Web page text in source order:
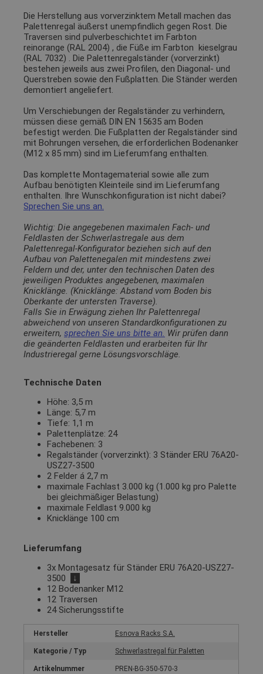
Die Herstellung aus vorverzinktem Metall machen das
Palettenregal äußerst unempfindlich gegen Rost. Die
Traversen sind pulverbeschichtet im Farbton
reinorange (RAL 2004) , die Füße im Farbton
kieselgrau
(RAL 7032) . Die Palettenregalständer (vorverzinkt)
bestehen jeweils aus zwei Profilen, den Diagonal- und
Querstreben sowie den Fußplatten. Die Ständer werden
demontiert angeliefert.
Um Verschiebungen der Regalständer zu verhindern,
müssen diese gemäß DIN EN 15635 am Boden
befestigt werden. Die Fußplatten der Regalständer sind
mit Bohrungen versehen, die erforderlichen Bodenanker
(M12 x 85 mm) sind im Lieferumfang enthalten.
Das komplette Montagematerial sowie alle zum
Aufbau benötigten Kleinteile sind im Lieferumfang
enthalten. Ihre Wunschkonfiguration ist nicht dabei?
Sprechen Sie uns an.
Wichtig: Die angegebenen maximalen Fach- und
Feldlasten der Schwerlastregale aus dem
Palettenregal-Konfigurator beziehen sich auf den
Aufbau von Palettenegalen mit mindestens zwei
Feldern und der, unter den technischen Daten des
jeweiligen Produktes angegebenen, maximalen
Knicklänge. (Knicklänge: Abstand vom Boden bis
Oberkante der untersten Traverse).
Falls Sie in Erwägung ziehen Ihr Palettenregal
abweichend von unseren Standardkonfigurationen zu
erweitern, sprechen Sie uns bitte an. Wir prüfen dann
die geänderten Feldlasten und erarbeiten für Ihr
Industrieregal gerne Lösungsvorschläge.
Technische Daten
Höhe: 3,5 m
Länge: 5,7 m
Tiefe: 1,1 m
Palettenplätze: 24
Fachebenen: 3
Regalständer (vorverzinkt): 3 Ständer ERU 76A20-
USZ27-3500
2 Felder á 2,7 m
maximale Fachlast 3.000 kg (1.000 kg pro Palette
bei gleichmäßiger Belastung)
maximale Feldlast 9.000 kg
Knicklänge 100 cm
Lieferumfang
3x Montagesatz für Ständer ERU 76A20-USZ27-
3500
↓
12 Bodenanker M12
12 Traversen
24 Sicherungsstifte
Hersteller Esnova Racks S.A.
Kategorie / Typ Schwerlastregal für Paletten
Artikelnummer PREN-BG-350-570-3